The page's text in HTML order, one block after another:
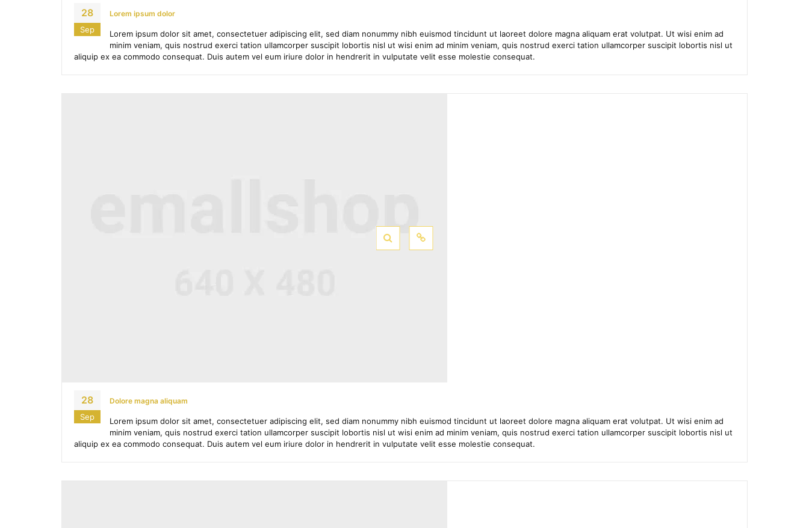
28
Sep
Lorem ipsum dolor
Lorem ipsum dolor sit amet, consectetuer adipiscing elit, sed diam nonummy nibh euismod tincidunt ut laoreet dolore magna aliquam erat volutpat. Ut wisi enim ad
minim veniam, quis nostrud exerci tation ullamcorper suscipit lobortis nisl ut wisi enim ad minim veniam, quis nostrud exerci tation ullamcorper suscipit lobortis nisl ut
aliquip ex ea commodo consequat. Duis autem vel eum iriure dolor in hendrerit in vulputate velit esse molestie consequat.
28
Sep
Dolore magna aliquam
Lorem ipsum dolor sit amet, consectetuer adipiscing elit, sed diam nonummy nibh euismod tincidunt ut laoreet dolore magna aliquam erat volutpat. Ut wisi enim ad
minim veniam, quis nostrud exerci tation ullamcorper suscipit lobortis nisl ut wisi enim ad minim veniam, quis nostrud exerci tation ullamcorper suscipit lobortis nisl ut
aliquip ex ea commodo consequat. Duis autem vel eum iriure dolor in hendrerit in vulputate velit esse molestie consequat.